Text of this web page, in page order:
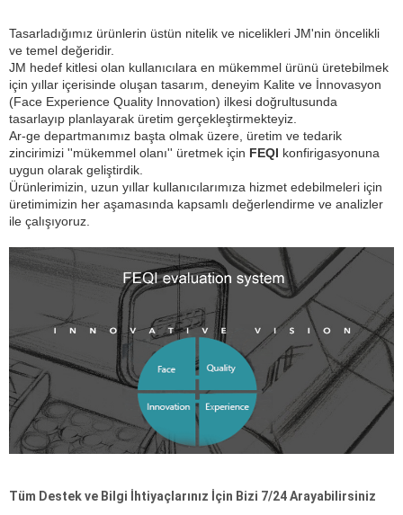
Tasarladığımız ürünlerin üstün nitelik ve nicelikleri JM'nin öncelikli
ve temel değeridir.
JM hedef kitlesi olan kullanıcılara en mükemmel ürünü üretebilmek
için yıllar içerisinde oluşan tasarım, deneyim Kalite ve İnnovasyon
(Face Experience Quality Innovation) ilkesi doğrultusunda
tasarlayıp planlayarak üretim gerçekleştirmekteyiz.
Ar-ge departmanımız başta olmak üzere, üretim ve tedarik
zincirimizi ''mükemmel olanı'' üretmek için FEQI konfirigasyonuna
uygun olarak geliştirdik.
Ürünlerimizin, uzun yıllar kullanıcılarımıza hizmet edebilmeleri için
üretimimizin her aşamasında kapsamlı değerlendirme ve analizler
ile çalışıyoruz.
Tüm Destek ve Bilgi İhtiyaçlarınız İçin Bizi 7/24 Arayabilirsiniz